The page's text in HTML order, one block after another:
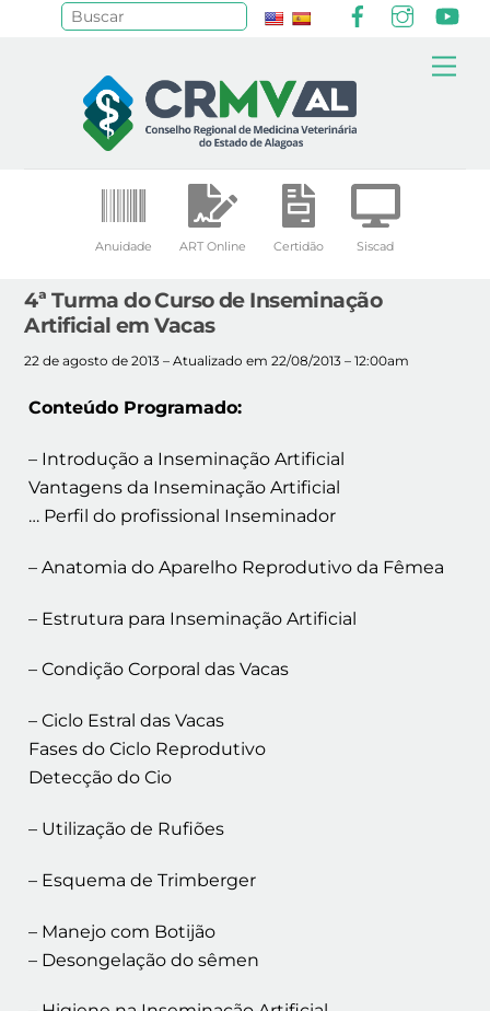
Anuidade ART Online Certidão Siscad
4ª Turma do Curso de Inseminação
Artificial em Vacas
22 de agosto de 2013 – Atualizado em 22/08/2013 – 12:00am
Conteúdo Programado:
– Introdução a Inseminação Artificial
Vantagens da Inseminação Artificial
… Perfil do profissional Inseminador
– Anatomia do Aparelho Reprodutivo da Fêmea
– Estrutura para Inseminação Artificial
– Condição Corporal das Vacas
– Ciclo Estral das Vacas
Fases do Ciclo Reprodutivo
Detecção do Cio
– Utilização de Rufiões
– Esquema de Trimberger
– Manejo com Botijão
– Desongelação do sêmen